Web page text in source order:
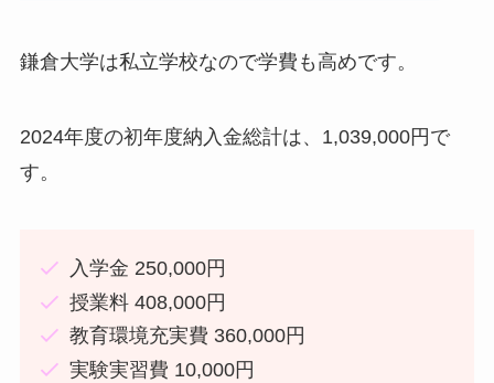
鎌倉大学は私立学校なので学費も高めです。
2024年度の初年度納入金総計は、1,039,000円で
す。
入学金 250,000円
授業料 408,000円
教育環境充実費 360,000円
実験実習費 10,000円